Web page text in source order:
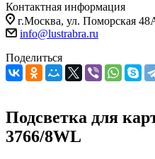
Контактная информация
г.Москва, ул. Поморская
info@lustrabra.ru
Поделиться
Подсветка для
3766/8WL